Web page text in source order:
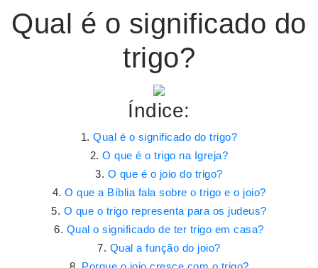
Qual é o significado do
trigo?
Índice:
Qual é o significado do trigo?
O que é o trigo na Igreja?
O que é o joio do trigo?
O que a Bíblia fala sobre o trigo e o joio?
O que o trigo representa para os judeus?
Qual o significado de ter trigo em casa?
Qual a função do joio?